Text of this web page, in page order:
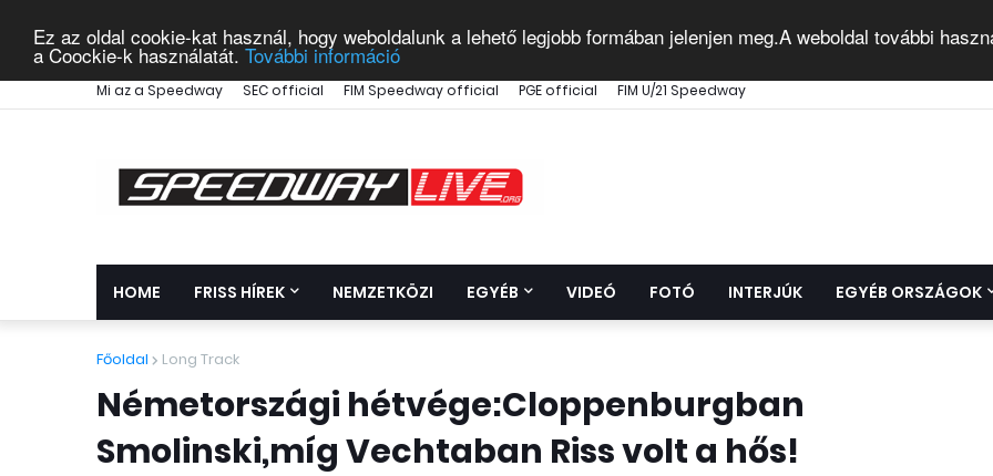
Ez az oldal cookie-kat használ, hogy weboldalunk a lehető legjobb formában jelenjen meg.A weboldal további
a Coockie-k használatát. További információ
Mi az a Speedway SEC official FIM Speedway official PGE official FIM U/21 Speedway
HOME FRISS HÍREK NEMZETKÖZI EGYÉB VIDEÓ FOTÓ INTERJÚK EGYÉB ORSZÁGOK
Főoldal Long Track
Németországi hétvége:Cloppenburgban
Smolinski,míg Vechtaban Riss volt a hős!